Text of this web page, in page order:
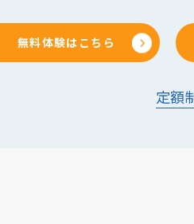
無料体験はこちら
定額